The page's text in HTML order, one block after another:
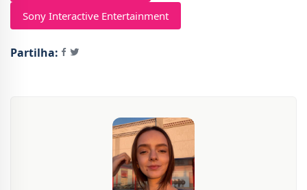
Sony Interactive Entertainment
Partilha: